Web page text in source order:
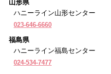
山形県
ハニーライン山形センター
023-646-6660
福島県
ハニーライン福島センター
024-534-7477